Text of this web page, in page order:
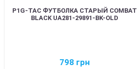
P1G-TAC ФУТБОЛКА СТАРЫЙ COMBAT
BLACK UA281-29891-BK-OLD
798 грн